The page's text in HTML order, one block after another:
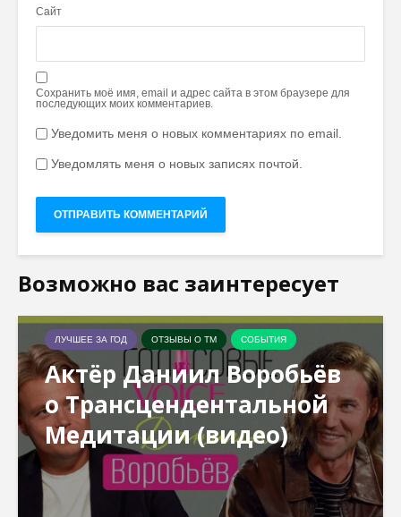
Сайт
Сохранить моё имя, email и адрес сайта в этом браузере для
последующих моих комментариев.
Уведомить меня о новых комментариях по email.
Уведомлять меня о новых записях почтой.
Возможно вас заинтересует
ЛУЧШЕЕ ЗА ГОД ОТЗЫВЫ О ТМ СОБЫТИЯ
Актёр Даниил Воробьёв
о Трансцендентальной
Медитации (видео)